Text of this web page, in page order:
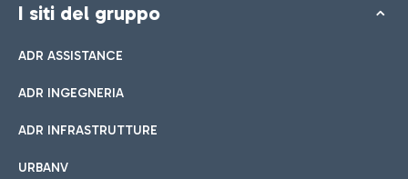
I siti del gruppo
ADR ASSISTANCE
ADR INGEGNERIA
ADR INFRASTRUTTURE
URBANV